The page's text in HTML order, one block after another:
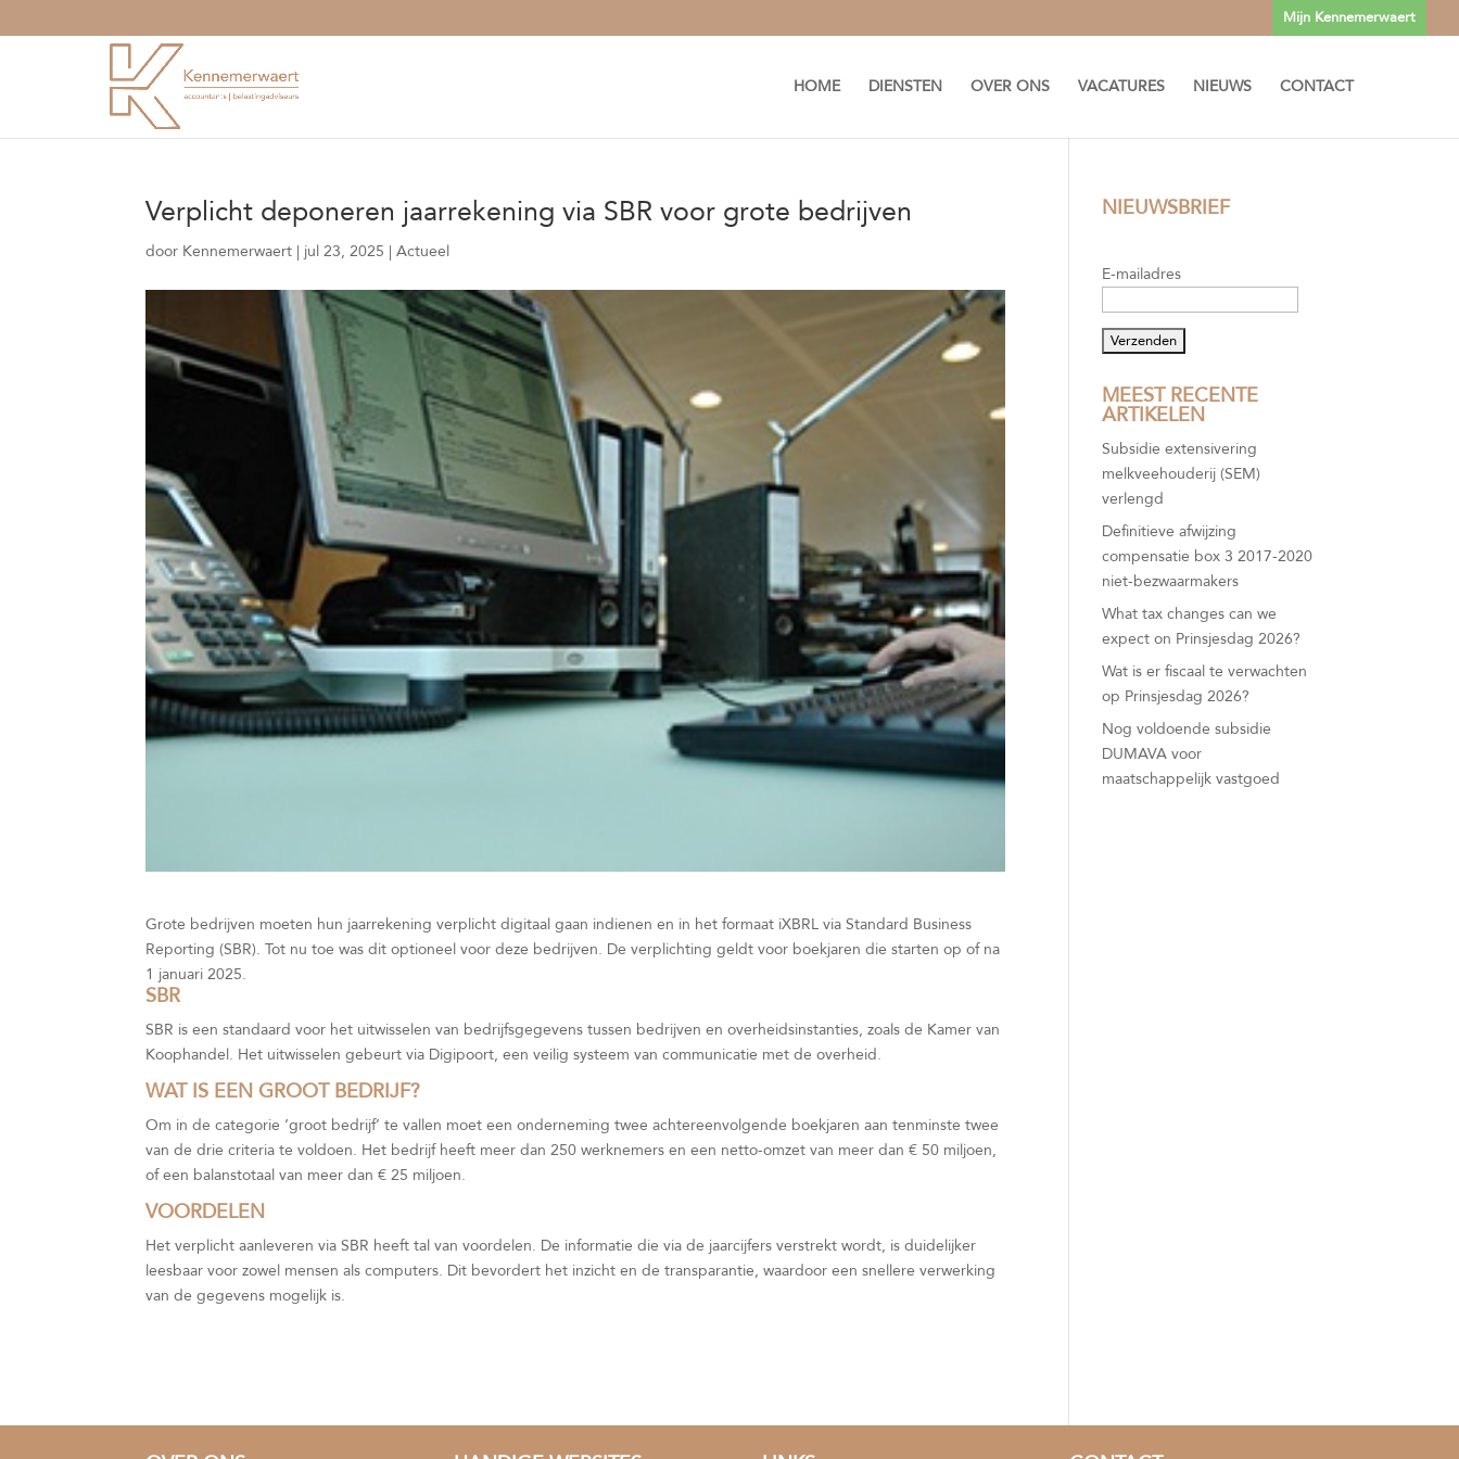
Mijn Kennemerwaert
HOME DIENSTEN OVER ONS VACATURES NIEUWS CONTACT
Verplicht deponeren jaarrekening via SBR voor grote bedrijven
door Kennemerwaert | jul 23, 2025 |Actueel
Grote bedrijven moeten hun jaarrekening verplicht digitaal gaan indienen en in het formaat iXBRL via Standard Business
Reporting (SBR). Tot nu toe was dit optioneel voor deze bedrijven. De verplichting geldt voor boekjaren die starten op of na
1 januari 2025.
SBR
SBR is een standaard voor het uitwisselen van bedrijfsgegevens tussen bedrijven en overheidsinstanties, zoals de Kamer van
Koophandel. Het uitwisselen gebeurt via Digipoort, een veilig systeem van communicatie met de overheid.
WAT IS EEN GROOT BEDRIJF?
Om in de categorie ‘groot bedrijf’ te vallen moet een onderneming twee achtereenvolgende boekjaren aan tenminste twee
van de drie criteria te voldoen. Het bedrijf heeft meer dan 250 werknemers en een netto-omzet van meer dan € 50 miljoen,
of een balanstotaal van meer dan € 25 miljoen.
VOORDELEN
Het verplicht aanleveren via SBR heeft tal van voordelen. De informatie die via de jaarcijfers verstrekt wordt, is duidelijker
leesbaar voor zowel mensen als computers. Dit bevordert het inzicht en de transparantie, waardoor een snellere verwerking
van de gegevens mogelijk is.
NIEUWSBRIEF
E-mailadres
MEEST RECENTE
ARTIKELEN
Subsidie extensivering
melkveehouderij (SEM)
verlengd
Definitieve afwijzing
compensatie box 3 2017-2020
niet-bezwaarmakers
What tax changes can we
expect on Prinsjesdag 2026?
Wat is er fiscaal te verwachten
op Prinsjesdag 2026?
Nog voldoende subsidie
DUMAVA voor
maatschappelijk vastgoed